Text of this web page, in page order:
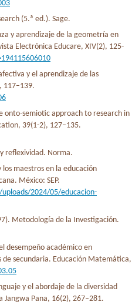
(5.ª ed.). Sage.
y aprendizaje de la geometría en
Electrónica Educare, XIV(2), 125-
y el aprendizaje de las
117–139.
onto-semiotic approach to research in
39(1-2), 127–135.
reflexividad. Norma.
maestros en la educación
México: SEP.
2024/05/educacion-
Metodología de la Investigación.
desempeño académico en
secundaria. Educación Matemática,
y el abordaje de la diversidad
Pana, 16(2), 267–281.